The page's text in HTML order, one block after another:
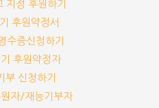
지정 후원하기
후원약정서
수증신청하기
후원약정자
부 신청하기
자/재능기부자